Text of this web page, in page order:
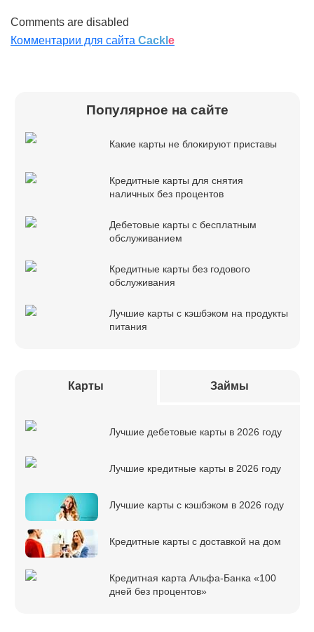
Comments are disabled
Комментарии для сайта Cackl e
Популярное на сайте
Какие карты не блокируют приставы
Кредитные карты для снятия
наличных без процентов
Дебетовые карты с бесплатным
обслуживанием
Кредитные карты без годового
обслуживания
Лучшие карты с кэшбэком на продукты
питания
Карты Займы
Лучшие дебетовые карты в 2026 году
Лучшие кредитные карты в 2026 году
Лучшие карты с кэшбэком в 2026 году
Кредитные карты с доставкой на дом
Кредитная карта Альфа-Банка «100
дней без процентов»